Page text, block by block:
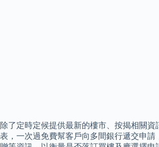
除了定時定候提供最新的樓市、按揭相關
表，一次過免費幫客戶向多間銀行遞交申